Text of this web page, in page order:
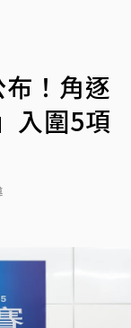
！角逐
入圍5項